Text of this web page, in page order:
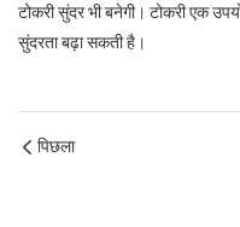
टोकरी सुंदर भी बनेगी। टोकरी एक
सुंदरता बढ़ा सकती है।
पिछला